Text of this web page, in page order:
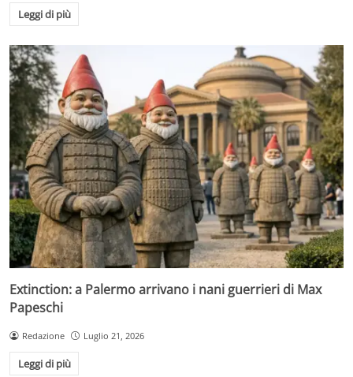
Leggi di più
Extinction: a Palermo arrivano i nani guerrieri di Max
Papeschi
Redazione Luglio 21, 2026
Leggi di più